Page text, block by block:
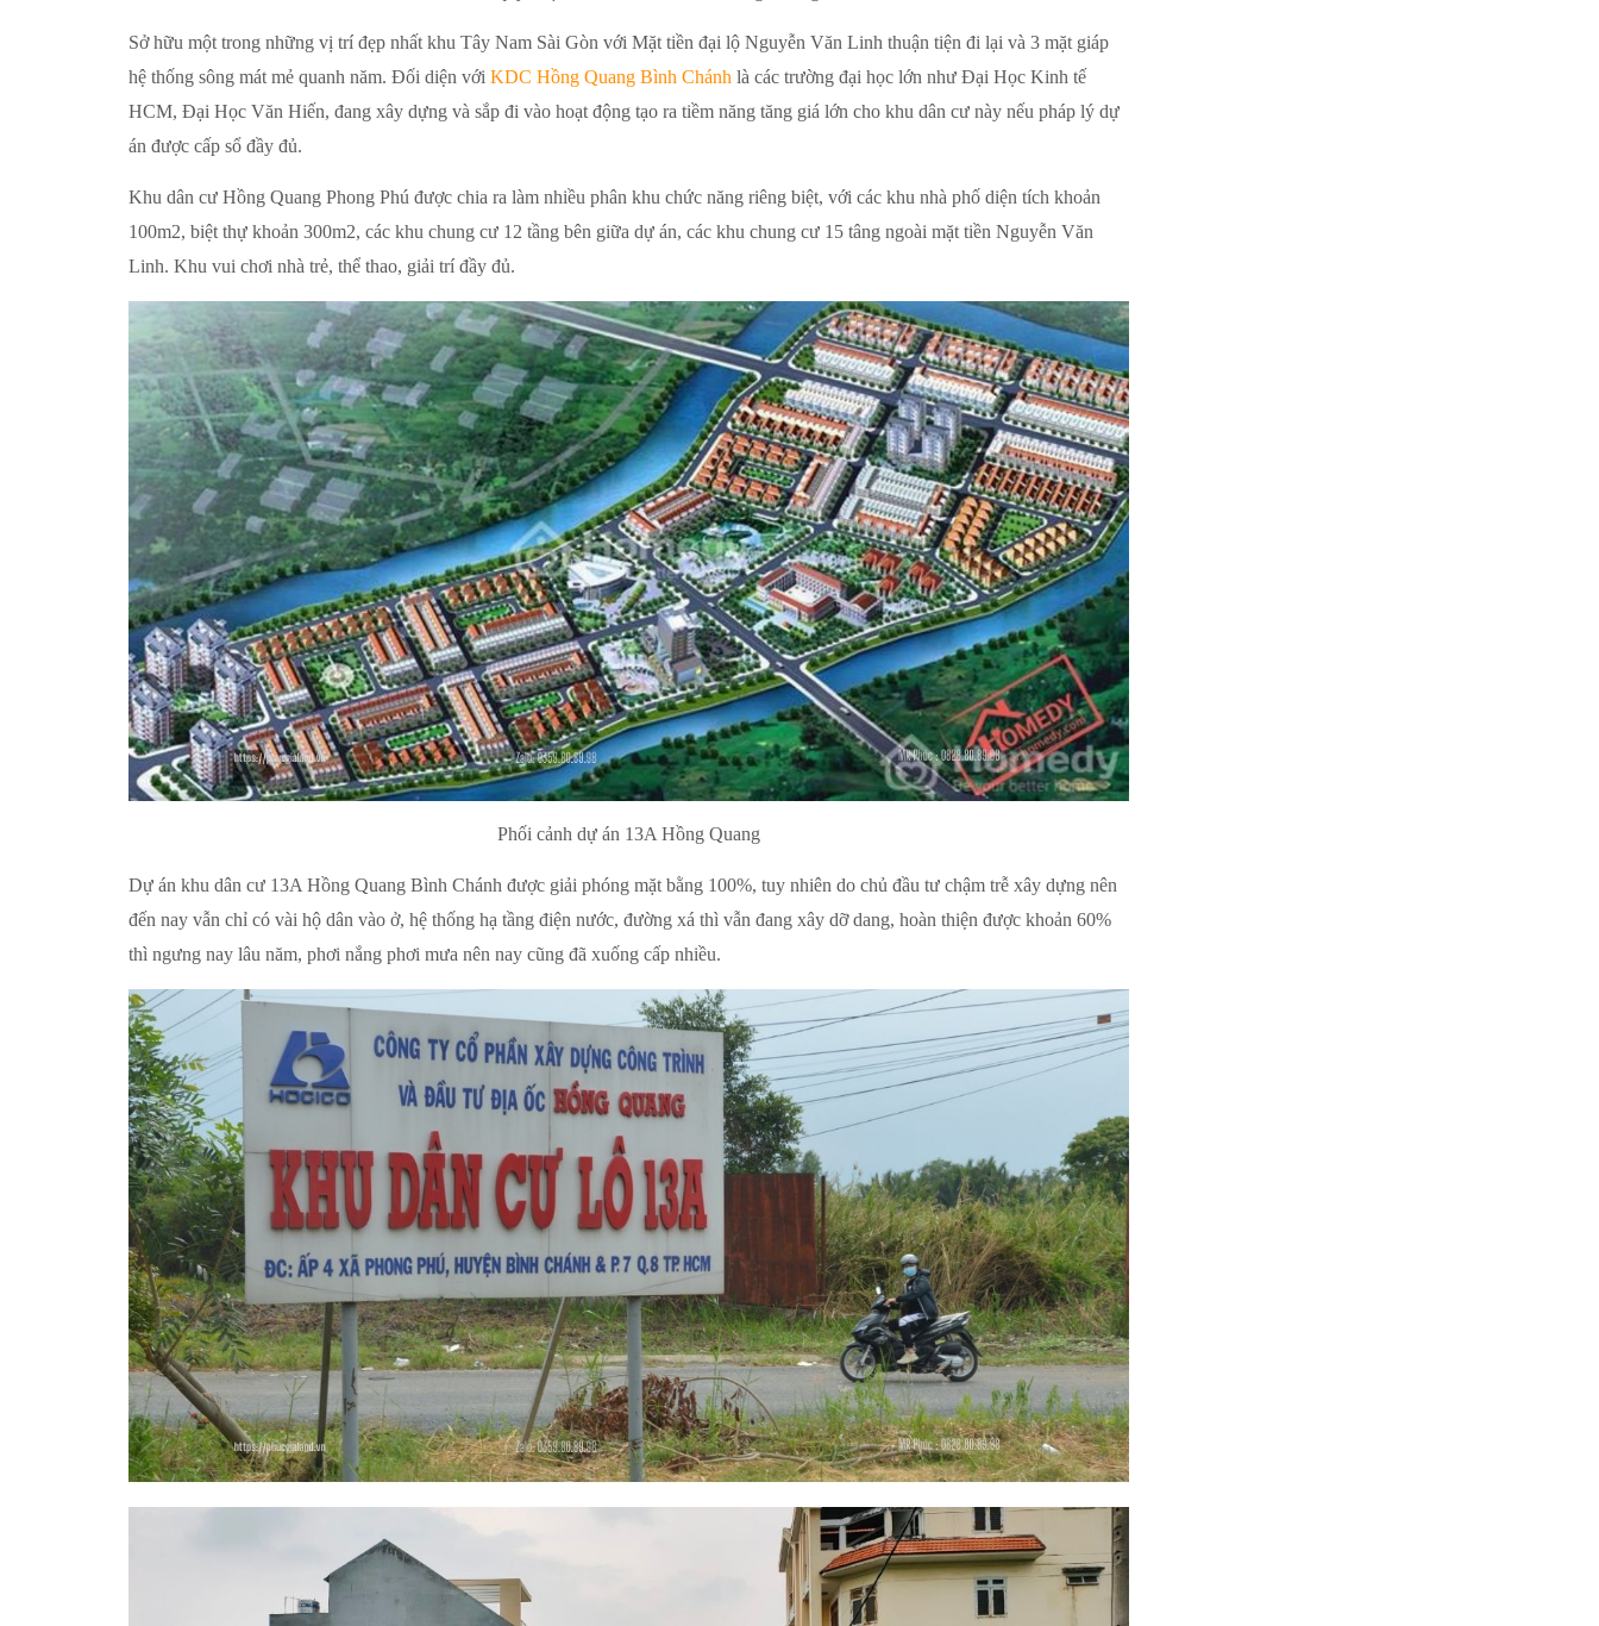
Sở hữu một trong những vị trí đẹp nhất khu Tây Nam Sài Gòn với Mặt tiền đại lộ Nguyễn Văn Linh thuận tiện đi lại và 3 mặt giáp
hệ thống sông mát mẻ quanh năm. Đối diện với KDC Hồng Quang Bình Chánh là các trường đại học lớn như Đại Học Kinh tế
HCM, Đại Học Văn Hiến, đang xây dựng và sắp đi vào hoạt động tạo ra tiềm năng tăng giá lớn cho khu dân cư này nếu pháp lý dự
án được cấp sổ đầy đủ.
Khu dân cư Hồng Quang Phong Phú được chia ra làm nhiều phân khu chức năng riêng biệt, với các khu nhà phố diện tích khoản
100m2, biệt thự khoản 300m2, các khu chung cư 12 tầng bên giữa dự án, các khu chung cư 15 tâng ngoài mặt tiền Nguyễn Văn
Linh. Khu vui chơi nhà trẻ, thể thao, giải trí đầy đủ.
Phối cảnh dự án 13A Hồng Quang
Dự án khu dân cư 13A Hồng Quang Bình Chánh được giải phóng mặt bằng 100%, tuy nhiên do chủ đầu tư chậm trễ xây dựng nên
đến nay vẫn chỉ có vài hộ dân vào ở, hệ thống hạ tầng điện nước, đường xá thì vẫn đang xây dỡ dang, hoàn thiện được khoản 60%
thì ngưng nay lâu năm, phơi nắng phơi mưa nên nay cũng đã xuống cấp nhiều.